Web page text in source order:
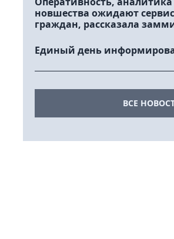
новшества ожидают
граждан, рассказала
Единый день
ВСЕ